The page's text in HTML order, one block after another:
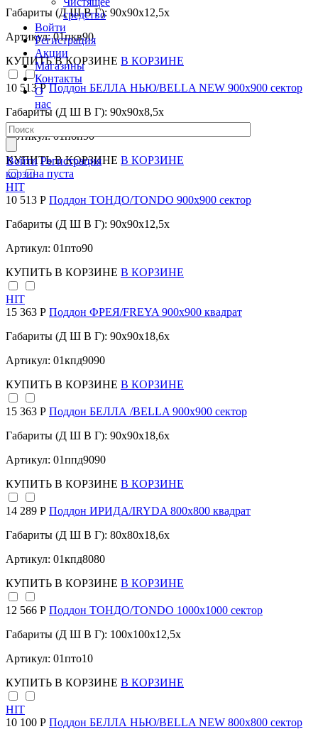
средство
Войти
Регистрация
Акции
Магазины
Контакты
О
нас
Войти Регистрация
корзина пуста
Габариты (Д Ш В Г): 90x90x12,5x
Артикул: 01пкв90
КУПИТЬ В КОРЗИНЕ В КОРЗИНЕ
10 513 РПоддон БЕЛЛА НЬЮ/BELLA NEW 900х900 сектор
Габариты (Д Ш В Г): 90x90x8,5x
Артикул: 01пбн90
КУПИТЬ В КОРЗИНЕ В КОРЗИНЕ
HIT
10 513 Р Поддон ТОНДО/TONDO 900х900 сектор
Габариты (Д Ш В Г): 90x90x12,5x
Артикул: 01пто90
КУПИТЬ В КОРЗИНЕ В КОРЗИНЕ
HIT
15 363 Р Поддон ФРЕЯ/FREYA 900х900 квадрат
Габариты (Д Ш В Г): 90x90x18,6x
Артикул: 01кпд9090
КУПИТЬ В КОРЗИНЕ В КОРЗИНЕ
15 363 Р Поддон БЕЛЛА /BELLA 900х900 сектор
Габариты (Д Ш В Г): 90x90x18,6x
Артикул: 01ппд9090
КУПИТЬ В КОРЗИНЕ В КОРЗИНЕ
14 289 Р Поддон ИРИДА/IRYDA 800х800 квадрат
Габариты (Д Ш В Г): 80x80x18,6x
Артикул: 01кпд8080
КУПИТЬ В КОРЗИНЕ В КОРЗИНЕ
12 566 Р Поддон ТОНДО/TONDO 1000х1000 сектор
Габариты (Д Ш В Г): 100x100x12,5x
Артикул: 01пто10
КУПИТЬ В КОРЗИНЕ В КОРЗИНЕ
HIT
10 100 Р Поддон БЕЛЛА НЬЮ/BELLA NEW 800х800 сектор